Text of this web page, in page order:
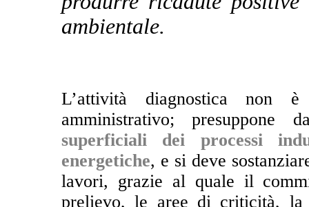
ambientale.
L’attività diagnostica non
amministrativo; presuppone
superficiali dei processi
energetiche, e si deve
lavori, grazie al quale il
prelievo, le aree di criticità, la